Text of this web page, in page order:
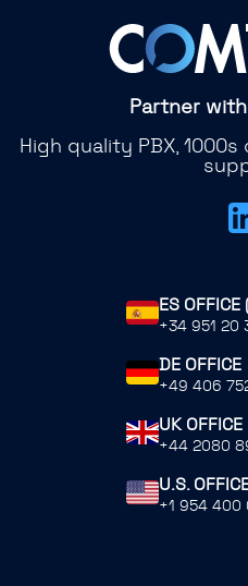
Partner with
High quality PBX,
ES OFFICE
+34 951 20
DE OFFICE
+49 406
UK OFFICE
+44 2080
U.S.
+1 954 400